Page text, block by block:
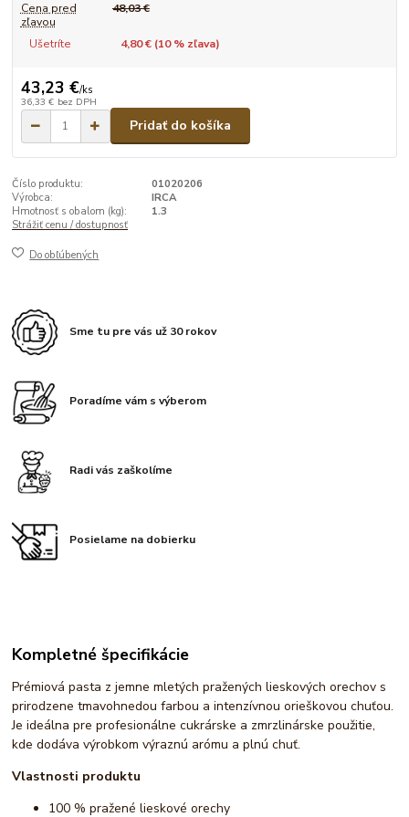
Cena pred
zľavou
48,03 €
Ušetríte 4,80 € (10% zľava)
43,23 €/ks
36,33 € bez DPH
Pridať do košíka
Číslo produktu:
01020206
Výrobca:
IRCA
Hmotnosť s obalom (kg):
1.3
Strážiť cenu / dostupnosť
Do obľúbených
Sme tu pre vás už 30 rokov
Poradíme vám s výberom
Radi vás zaškolíme
Posielame na dobierku
Kompletné špecifikácie
Prémiová pasta z jemne mletých pražených lieskových orechov s
prirodzene tmavohnedou farbou a intenzívnou orieškovou chuťou.
Je ideálna pre profesionálne cukrárske a zmrzlinárske použitie,
kde dodáva výrobkom výraznú arómu a plnú chuť.
Vlastnosti produktu
100 % pražené lieskové orechy